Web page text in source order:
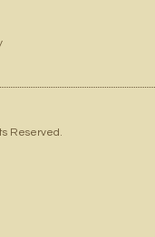
Reserved.